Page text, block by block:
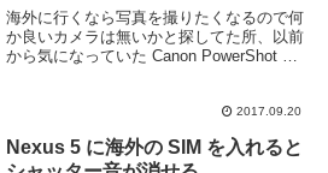
海外に行くなら写真を撮りたくなるので何
か良いカメラは無いかと探してた所、以前
から気になっていた Canon PowerShot G5
も、もう2年近く前のカメラな... 2017.09.20
Nexus 5 に海外の SIM を入れると